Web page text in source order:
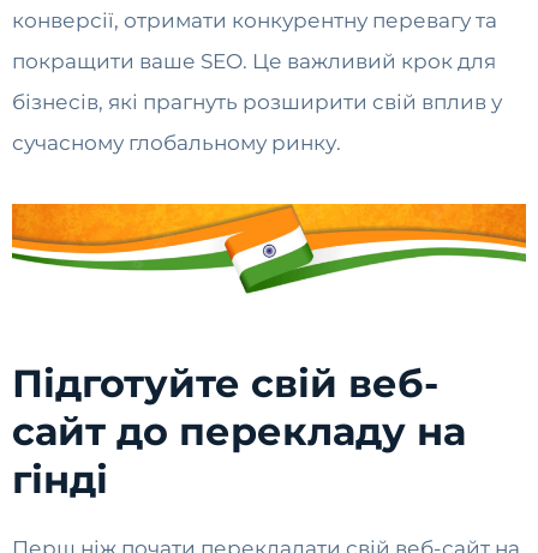
конверсії, отримати конкурентну перевагу та
покращити ваше SEO. Це важливий крок для
бізнесів, які прагнуть розширити свій вплив у
сучасному глобальному ринку.
Підготуйте свій веб-
сайт до перекладу на
гінді